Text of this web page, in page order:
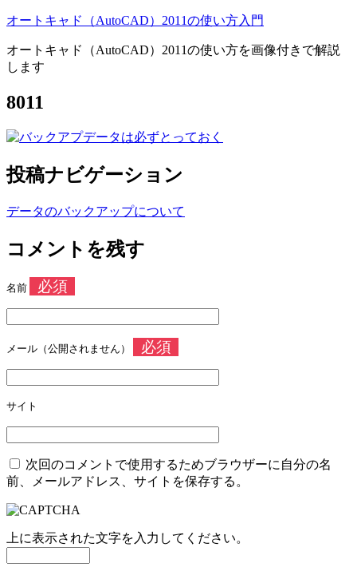
オートキャド（AutoCAD）2011の使い方入門
オートキャド（AutoCAD）2011の使い方を画像付きで解説
します
8011
投稿ナビゲーション
データのバックアップについて
コメントを残す
名前 必須
メール（公開されません） 必須
サイト
次回のコメントで使用するためブラウザーに自分の名
前、メールアドレス、サイトを保存する。
上に表示された文字を入力してください。